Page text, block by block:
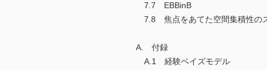
7.7 EBBinB
7.8 焦点をあてた空間集積性の
A. 付録
A.1 経験ベイズモデル